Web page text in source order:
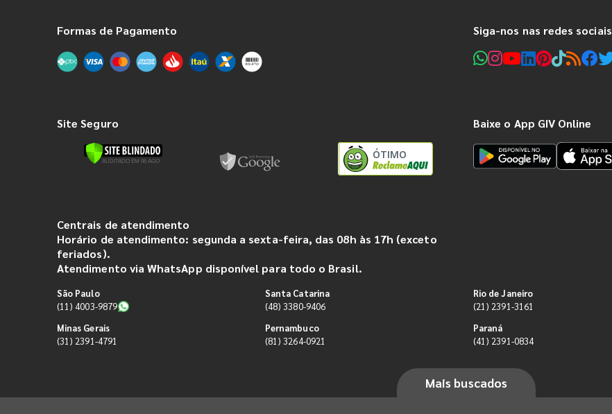
Formas de Pagamento Siga-nos nas redes sociais
Site Seguro
ÓTIMO
Baixe o App GIV Online
Centrais de atendimento
Horário de atendimento: segunda a sexta-feira, das 08h às 17h (exceto
feriados).
Atendimento via WhatsApp disponível para todo o Brasil.
São Paulo
(11) 4003-9879
Minas Gerais
(31) 2391-4791
Santa Catarina
(48) 3380-9406
Pernambuco
(81) 3264-0921
Rio de Janeiro
(21) 2391-3161
Paraná
(41) 2391-0834
Mais buscados